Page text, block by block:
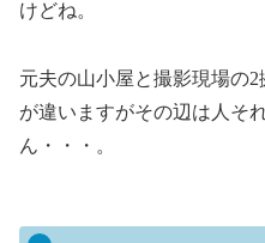
けどね。
元夫の山小屋と撮影現場の
が違いますがその辺は人そ
ん・・・。